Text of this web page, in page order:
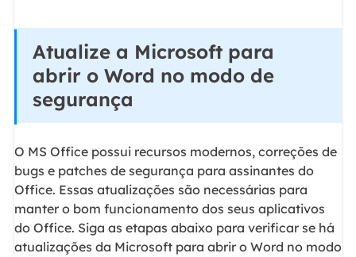
Atualize a Microsoft para
abrir o Word no modo de
segurança
O MS Office possui recursos modernos, correções de
bugs e patches de segurança para assinantes do
Office. Essas atualizações são necessárias para
manter o bom funcionamento dos seus aplicativos
do Office. Siga as etapas abaixo para verificar se há
atualizações da Microsoft para abrir o Word no modo